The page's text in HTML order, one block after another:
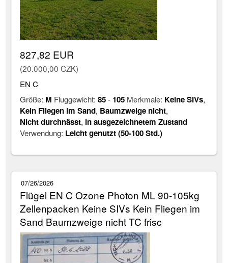
827,82 EUR
(20.000,00 CZK)
EN C
Größe: M Fluggewicht:85- 105 Merkmale: Keine SIVs,
Kein Fliegen im Sand, Baumzweige nicht,
Nicht durchnässt, in ausgezeichnetem Zustand
Verwendung: Leicht genutzt (50-100 Std.)
07/26/2026
Flügel EN C Ozone Photon ML 90-105kg
Zellenpacken Keine SIVs Kein Fliegen im
Sand Baumzweige nicht TC frisc